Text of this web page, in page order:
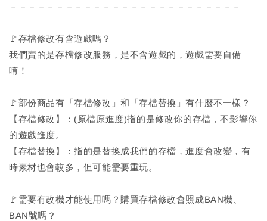
－－－－－－－－－－－－－－－－－－－－－－－－－
🚩存檔修改有含遊戲嗎？
我們賣的是存檔修改服務，是不含遊戲的，遊戲需要自備
唷！
🚩部份商品有「存檔修改」和「存檔替換」有什麼不一樣？
【存檔修改】：(原檔原進度)指的是修改你的存檔，不影響你
的遊戲進度。
【存檔替換】：指的是替換成我們的存檔，進度會改變，有
時素材也會較多，但可能需要重玩。
🚩需要有改機才能使用嗎？購買存檔修改會照成BAN機、
BAN號嗎？